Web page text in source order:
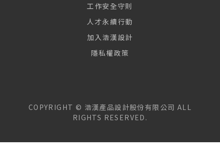
工作安全守則
人才永續行動
加入浩漢設計
隱私權政策
COPYRIGHT © 浩漢產品設計股份有限公司 ALL
RIGHTS RESERVED.